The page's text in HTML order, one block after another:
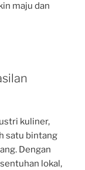
maju dan
kuliner,
satu bintang
Dengan
lokal,